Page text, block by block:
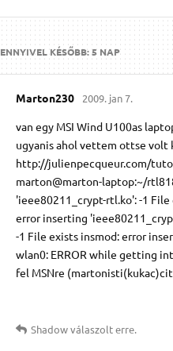
ENNYIVEL KÉSŐBB:5 NAP
Marton230 2009. jan 7.
van egy MSI Wind U100as
ugyanis ahol vettem ottse volt
http://julienpecqueur.com/
marton@marton-laptop:~/
'ieee80211_crypt-rtl.ko': -1
error inserting
-1 File exists insmod: error
wlan0: ERROR while getting
fel MSNre
Shadowválaszolt erre.